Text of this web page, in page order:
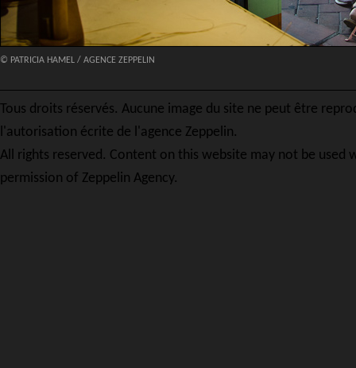
© PATRICIA HAMEL / AGENCE ZEPPELIN
Tous droits réservés. Aucune image du site ne peut être
l'autorisation écrite de l'agence Zeppelin.
All rights reserved. Content on this website may not be used
permission of Zeppelin Agency.